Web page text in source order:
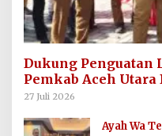
Dukung Penguatan
Pemkab Aceh Utara
untuk Imum
27 Juli 2026
Ayah Wa